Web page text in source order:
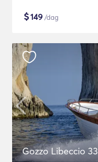
$149 /dag
Gozzo Libeccio 33